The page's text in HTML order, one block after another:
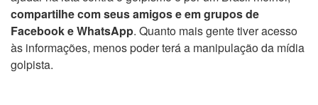
compartilhe com seus amigos e em grupos de
Facebook e WhatsApp. Quanto mais gente tiver acesso
às informações, menos poder terá a manipulação da mídia
golpista.